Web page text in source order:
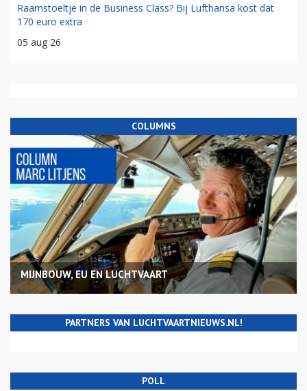
Raamstoeltje in de Business Class? Bij Lufthansa kost dat
170 euro extra
05 aug 26
COLUMNS
MIJNBOUW, EU EN LUCHTVAART
PARTNERS VAN LUCHTVAARTNIEUWS.NL!
POLL